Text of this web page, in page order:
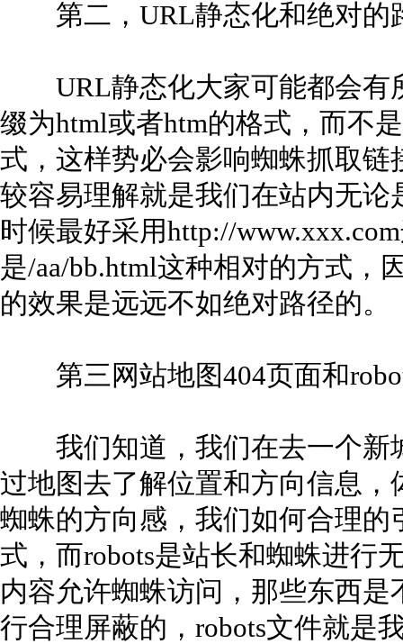
第二，URL静态化和绝对的
URL静态化大家可能都会有
缀为html或者htm的格式，而不
式，这样势必会影响蜘蛛抓取
较容易理解就是我们在站内无
时候最好采用http://
是/aa/bb.html这种相对的方式，
的效果是远远不如绝对路径的。
第三网站地图404页面和
我们知道，我们在去一个新
过地图去了解位置和方向信息
蜘蛛的方向感，我们如何合理
式，而robots是站长和蜘蛛进行
内容允许蜘蛛访问，那些东西
行合理屏蔽的，robots文件就是